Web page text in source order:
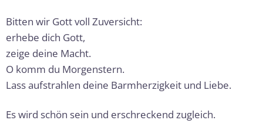
Bitten wir Gott voll Zuversicht:
erhebe dich Gott,
zeige deine Macht.
O komm du Morgenstern.
Lass aufstrahlen deine Barmherzigkeit und Liebe.
Es wird schön sein und erschreckend zugleich.